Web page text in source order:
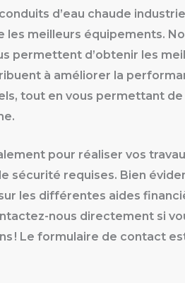
d’eau chaude
les meilleurs équipements.
permettent d’obtenir les
à améliorer la
tout en vous permettant
pour réaliser vos
sécurité requises. Bien
les différentes aides
nous directement si
! Le formulaire de contact